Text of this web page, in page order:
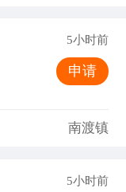
5小时前
申请
南渡镇
5小时前